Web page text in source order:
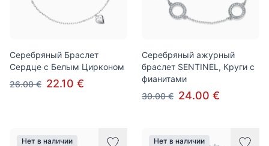
Серебряный Браслет
Сердце с Белым Цирконом
26.00 € 22.10 €
Серебряный ажурный
браслет SENTINEL, Круги с
фианитами
30.00 € 24.00 €
Нет в наличии Нет в наличии